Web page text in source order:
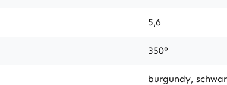
5,6
350°
burgundy,